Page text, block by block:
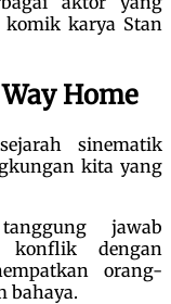
karya Stan
Home
sinematik
kita yang
jawab
konflik dengan
orang-
bahaya.